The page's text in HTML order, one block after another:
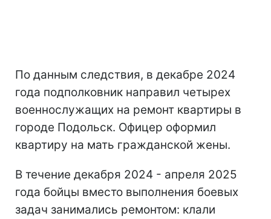
По данным следствия, в декабре 2024
года подполковник направил четырех
военнослужащих на ремонт квартиры в
городе Подольск. Офицер оформил
квартиру на мать гражданской жены.
В течение декабря 2024 - апреля 2025
года бойцы вместо выполнения боевых
задач занимались ремонтом: клали